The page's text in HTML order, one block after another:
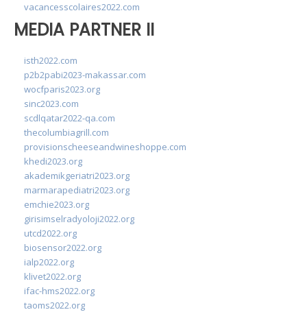
vacancesscolaires2022.com
MEDIA PARTNER II
isth2022.com
p2b2pabi2023-makassar.com
wocfparis2023.org
sinc2023.com
scdlqatar2022-qa.com
thecolumbiagrill.com
provisionscheeseandwineshoppe.com
khedi2023.org
akademikgeriatri2023.org
marmarapediatri2023.org
emchie2023.org
girisimselradyoloji2022.org
utcd2022.org
biosensor2022.org
ialp2022.org
klivet2022.org
ifac-hms2022.org
taoms2022.org